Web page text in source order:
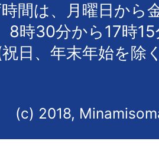
間は、月曜日から
8時30分から17時
祝日、年末年始を除
(c) 2018,